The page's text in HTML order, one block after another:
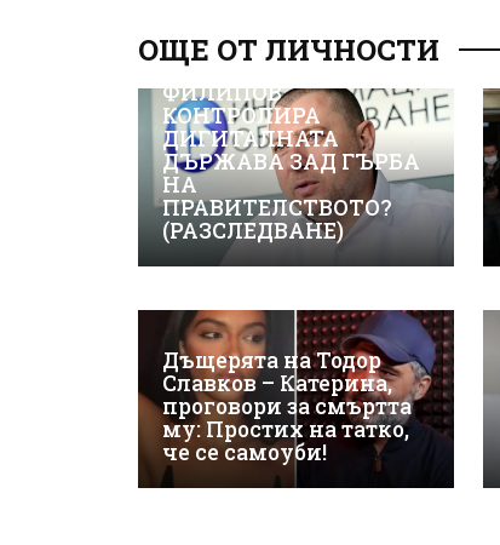
ОЩЕ ОТ ЛИЧНОСТИ
ВИЖТЕ КАК ИВАЙЛО
ФИЛИПОВ
КОНТРОЛИРА
ДИГИТАЛНАТА
ДЪРЖАВА ЗАД ГЪРБА
НА
ПРАВИТЕЛСТВОТО?
(РАЗСЛЕДВАНЕ)
Дъщерята на Тодор
Славков – Катерина,
проговори за смъртта
му: Простих на татко,
че се самоуби!